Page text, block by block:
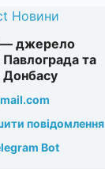
— джерело
та
Донбасу
повідомлення
Bot